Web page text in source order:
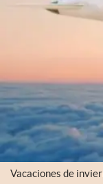
Vacaciones de